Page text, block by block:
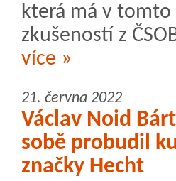
která má v
zkušeností z
více »
21. června 2022
Václav Noid
sobě probudil
značky Hecht